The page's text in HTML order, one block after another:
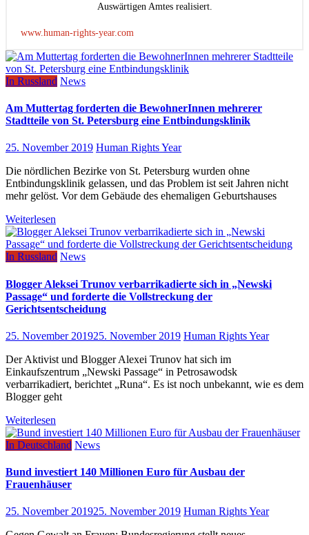
Auswärtigen Amtes realisiert.
www.human-rights-year.com
In Russland News
Am Muttertag forderten die BewohnerInnen mehrerer
Stadtteile von St. Petersburg eine Entbindungsklinik
25. November 2019 Human Rights Year
Die nördlichen Bezirke von St. Petersburg wurden ohne
Entbindungsklinik gelassen, und das Problem ist seit Jahren nicht
mehr gelöst. Vor dem Gebäude des ehemaligen Geburtshauses
Weiterlesen
In Russland News
Blogger Aleksei Trunov verbarrikadierte sich in „Newski
Passage“ und forderte die Vollstreckung der
Gerichtsentscheidung
25. November 201925. November 2019 Human Rights Year
Der Aktivist und Blogger Alexei Trunov hat sich im
Einkaufszentrum „Newski Passage“ in Petrosawodsk
verbarrikadiert, berichtet „Runa“. Es ist noch unbekannt, wie es dem
Blogger geht
Weiterlesen
In Deutschland News
Bund investiert 140 Millionen Euro für Ausbau der
Frauenhäuser
25. November 201925. November 2019 Human Rights Year